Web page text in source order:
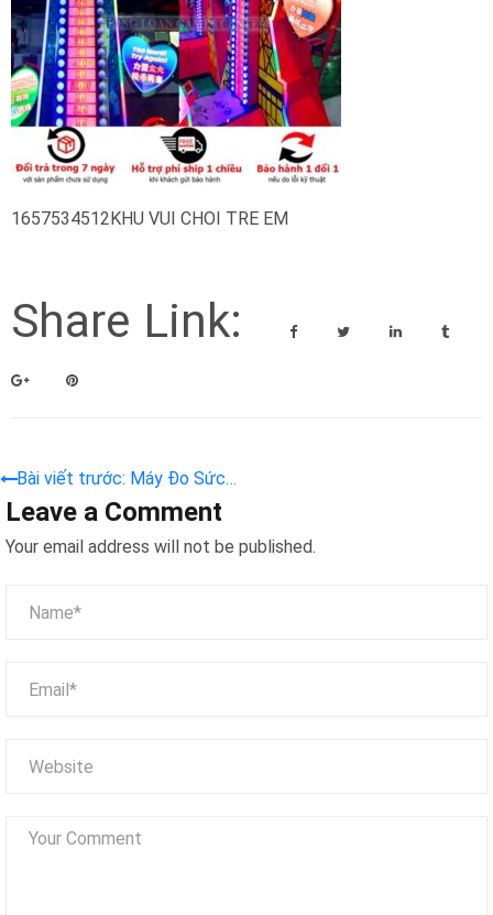
1657534512KHU VUI CHOI TRE EM
Share Link:
Bài viết trước: Máy Đo Sức
Mạnh
Leave a Comment
Your email address will not be published.